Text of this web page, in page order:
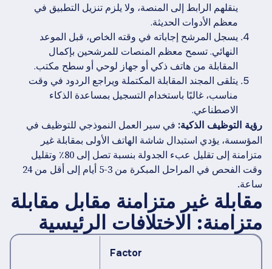
ينقلهم الرابط إلى المنصة، ولا يلزم تنزيل التطبيق في
معظم الأدوات الحديثة.
يسجل المرشح إجاباته في وقته الخاص، قبل الموعد
النهائي. تسمح معظم المنصات للمرشحين بإكمال
المقابلة من هاتف ذكي أو جهاز لوحي أو سطح مكتب.
يتلقى المجند المقابلة المكتملة ويراجع الردود في وقت
مناسب، غالبًا باستخدام التسجيل بمساعدة الذكاء
الاصطناعي.
رؤية التوظيف الذكية:في سير العمل النموذجي للتوظيف في
المؤسسة، يؤدي استبدال شاشة الهاتف الأولى بمقابلة غير
متزامنة إلى تقليل عبء الجدولة بنسبة تصل إلى 80٪ وتقليل
وقت الفحص في المراحل المبكرة من 3-5 أيام إلى أقل من 24
ساعة.
مقابلة غير متزامنة مقابل مقابلة
متزامنة: الاختلافات الرئيسية
Factor